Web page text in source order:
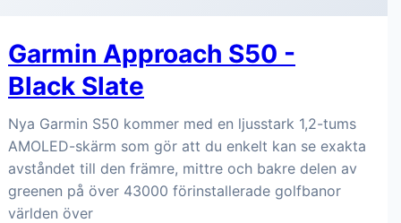
Garmin Approach S50 -
Black Slate
Nya Garmin S50 kommer med en ljusstark 1,2-tums
AMOLED-skärm som gör att du enkelt kan se exakta
avståndet till den främre, mittre och bakre delen av
greenen på över 43000 förinstallerade golfbanor
världen över